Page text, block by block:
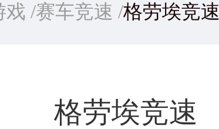
/赛车竞速 /格劳埃竞速
格劳埃竞速